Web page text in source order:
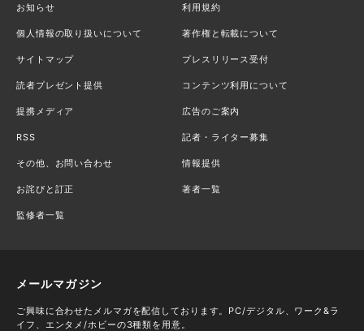
お知らせ 利用規約
個人情報の取り扱いについて 著作権と転載について
サイトマップ プレスリリース受付
読者プレゼント提供 コンテンツ利用について
提携メディア 広告のご案内
RSS 記者・ライター募集
その他、お問い合わせ 情報提供
お詫びと訂正 著者一覧
監修者一覧
メールマガジン
ご興味に合わせたメルマガを配信しております。PC/デジタル、ワーク&ラ
イフ、エンタメ/ホビーの3種類を用意。